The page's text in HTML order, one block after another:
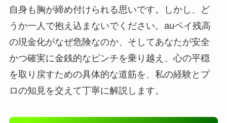
自身も胸が締め付けられる思いです。しかし、ど
うか一人で抱え込まないでください。auペイ残高
の現金化がなぜ危険なのか、そしてあなたが安全
かつ確実に金銭的なピンチを乗り越え、心の平穏
を取り戻すための具体的な道筋を、私の経験とプ
ロの知見を交えて丁寧に解説します。